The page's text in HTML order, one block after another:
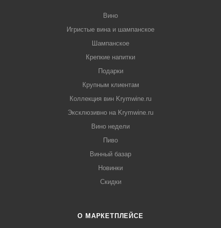
Вино
Игристые вина и шампанское
Шампанское
Крепкие напитки
Подарки
Крупным клиентам
Коллекция вин Krymwine.ru
Эксклюзивно на Krymwine.ru
Вино недели
Пиво
Винный базар
Новинки
Скидки
О МАРКЕТПЛЕЙСЕ